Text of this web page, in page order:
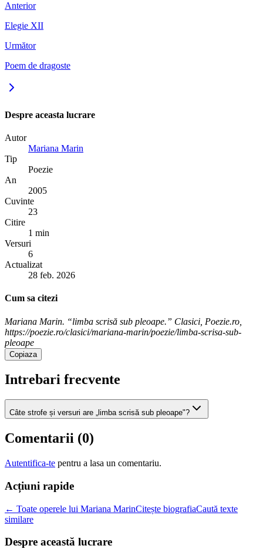
Anterior
Elegie XII
Următor
Poem de dragoste
Despre aceasta lucrare
Autor
Mariana Marin
Tip
Poezie
An
2005
Cuvinte
23
Citire
1 min
Versuri
6
Actualizat
28 feb. 2026
Cum sa citezi
Mariana Marin. “limba scrisă sub pleoape.” Clasici, Poezie.ro,
https://poezie.ro/clasici/mariana-marin/poezie/limba-scrisa-sub-
pleoape
Copiaza
Intrebari frecvente
Câte strofe și versuri are „limba scrisă sub pleoape"?
Comentarii (0)
Autentifica-te pentru a lasa un comentariu.
Acțiuni rapide
← Toate operele lui Mariana MarinCitește biografiaCaută texte
similare
Despre această lucrare